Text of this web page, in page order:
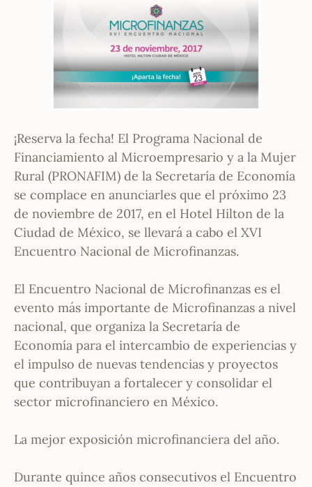
¡Reserva la fecha! El Programa Nacional de
Financiamiento al Microempresario y a la Mujer
Rural (PRONAFIM) de la Secretaría de Economía
se complace en anunciarles que el próximo 23
de noviembre de 2017, en el Hotel Hilton de la
Ciudad de México, se llevará a cabo el XVI
Encuentro Nacional de Microfinanzas.
El Encuentro Nacional de Microfinanzas es el
evento más importante de Microfinanzas a nivel
nacional, que organiza la Secretaría de
Economía para el intercambio de experiencias y
el impulso de nuevas tendencias y proyectos
que contribuyan a fortalecer y consolidar el
sector microfinanciero en México.
La mejor exposición microfinanciera del año.
Durante quince años consecutivos el Encuentro